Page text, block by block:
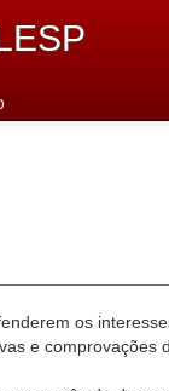
os
e comprovações